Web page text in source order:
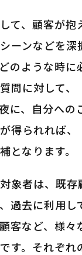
て、顧客が抱
ーンなどを深
のような時に
問に対して、
に、自分への
得られれば、
となります。
象者は、既存
過去に利用し
客など、様々
す。それぞれ